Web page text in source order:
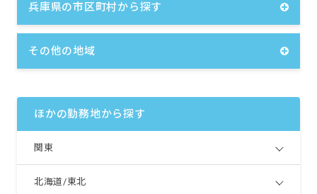
兵庫県の市区町村から探す
その他の地域
ほかの勤務地から探す
関東
北海道/東北